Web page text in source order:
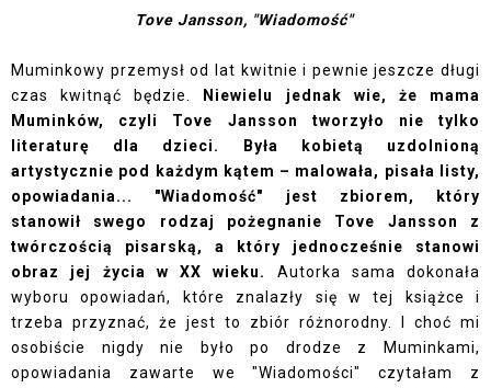
Tove Jansson, "Wiadomość"
Muminkowy przemysł od lat kwitnie i pewnie jeszcze długi
czas kwitnąć będzie.
Niewielu jednak wie, że mama
Muminków, czyli Tove Jansson tworzyło nie tylko
literaturę dla dzieci. Była kobietą uzdolnioną
artystycznie pod każdym kątem – malowała, pisała listy,
opowiadania... "Wiadomość" jest zbiorem, który
stanowił swego rodzaj pożegnanie Tove Jansson z
twórczością pisarską, a który jednocześnie stanowi
obraz jej życia w XX wieku.
Autorka sama dokonała
wyboru opowiadań, które znalazły się w tej książce i
trzeba przyznać, że jest to zbiór różnorodny. I choć mi
osobiście nigdy nie było po drodze z Muminkami,
opowiadania zawarte we "Wiadomości" czytałam z